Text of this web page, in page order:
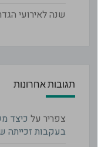
שנה לאירועי
תגובות אחרונות
צפרירעל כיצד
בעקבות זכייתה